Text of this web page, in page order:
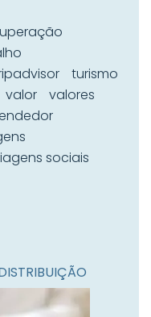
turismo
valor
valores
sociais